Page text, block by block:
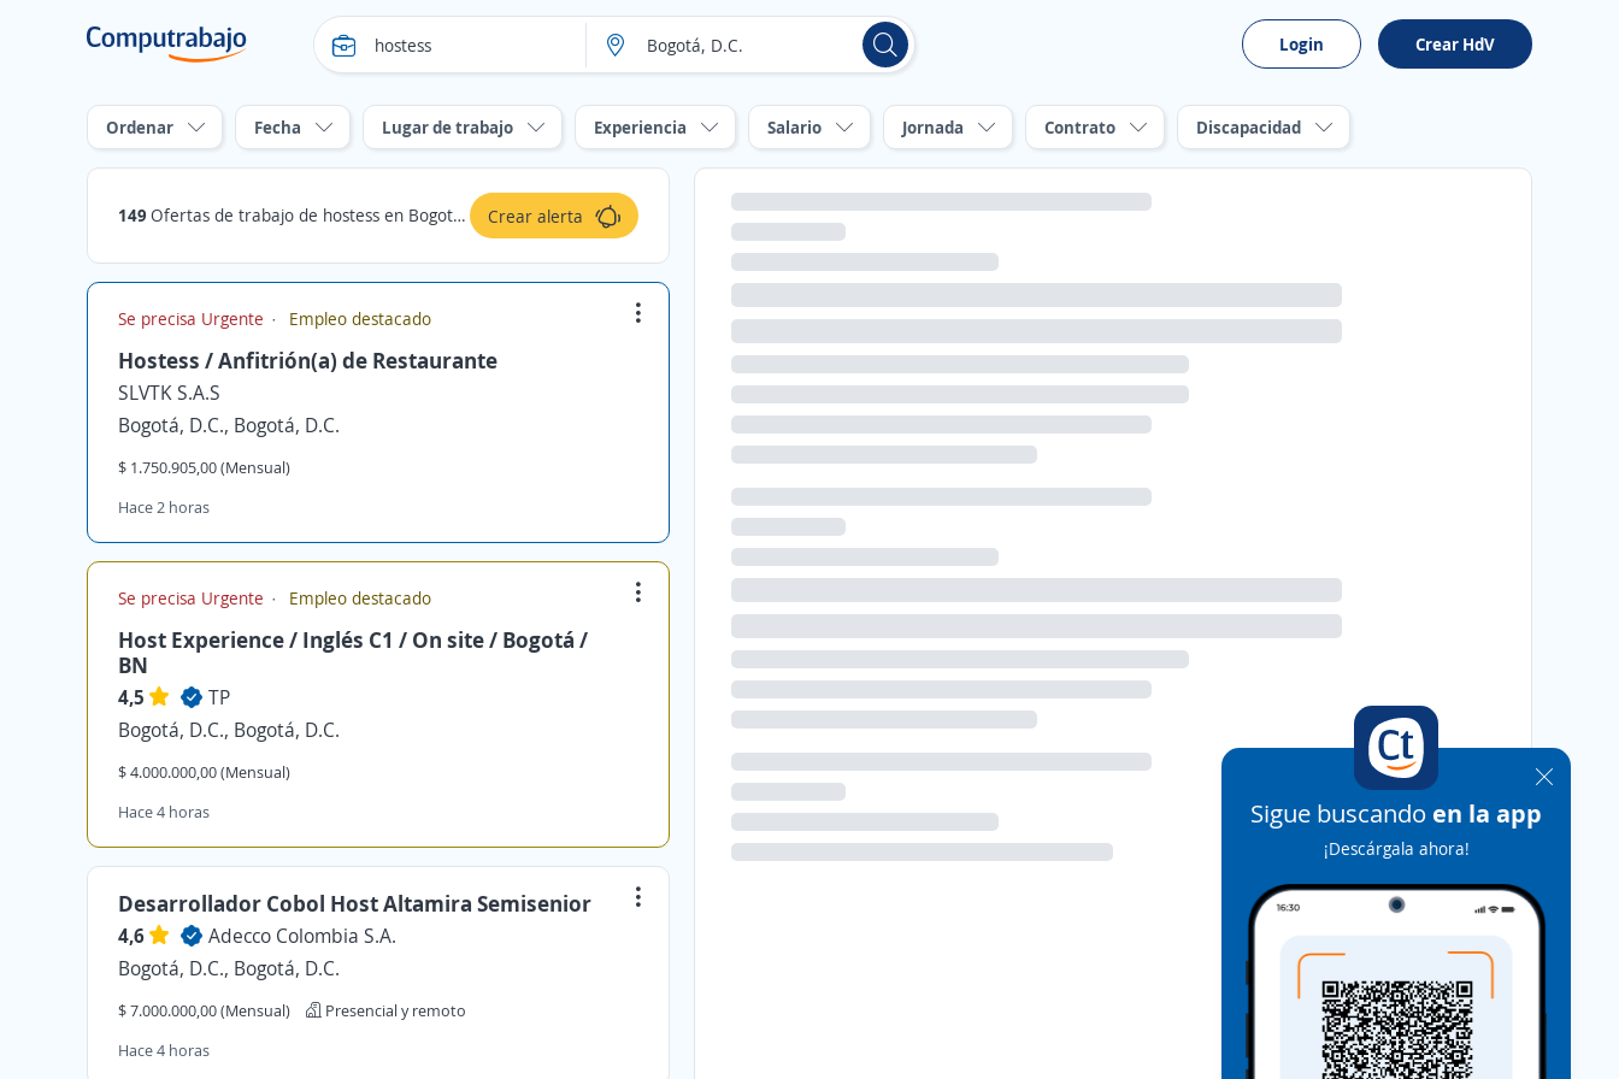
Login Crear HdV
Ordenar Fecha Lugar de trabajo Experiencia Salario Jornada Contrato Discapacidad
149 Ofertas de trabajo de hostess en Bogotá, D.C. Crear alerta
Se precisa Urgente Empleo destacado
Hostess / Anfitrión(a) de Restaurante
SLVTK S.A.S
Bogotá, D.C., Bogotá, D.C.
$ 1.750.905,00 (Mensual)
Hace 2 horas
Se precisa Urgente Empleo destacado
Host Experience / Inglés C1 / On site / Bogotá /
BN
4,5
TP
Bogotá, D.C., Bogotá, D.C.
$ 4.000.000,00 (Mensual)
Hace 4 horas
Desarrollador Cobol Host Altamira Semisenior
4,6
Adecco Colombia S.A.
Bogotá, D.C., Bogotá, D.C.
$ 7.000.000,00 (Mensual)
Presencial y remoto
Hace 4 horas
Sigue buscando en la app
¡Descárgala ahora!